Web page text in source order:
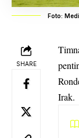
Foto:
SHARE
Irak.